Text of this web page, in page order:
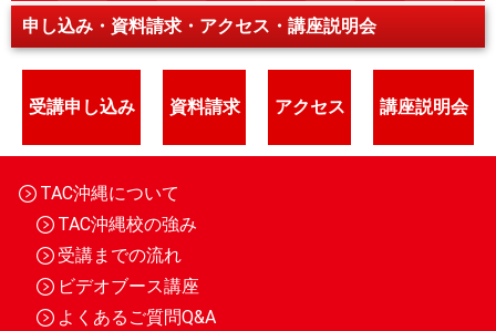
申し込み・資料請求・アクセス・講座説明会
受講申し込み 資料請求 アクセス 講座説明会
TAC沖縄について
TAC沖縄校の強み
受講までの流れ
ビデオブース講座
よくあるご質問Q&A